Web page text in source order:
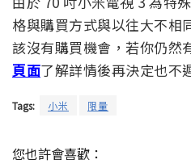
格與購買方式與以往大不相
該沒有購買機會，若你仍然
頁面了解詳情後再決定也不
Tags: 小米 限量
您也許會喜歡：